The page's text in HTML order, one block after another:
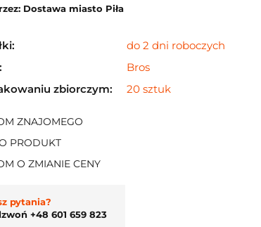
Dostawa miasto Piła
do 2 dni roboczych
Bros
zbiorczym:
20 sztuk
ZNAJOMEGO
PRODUKT
O ZMIANIE CENY
pytania?
+48 601 659 823